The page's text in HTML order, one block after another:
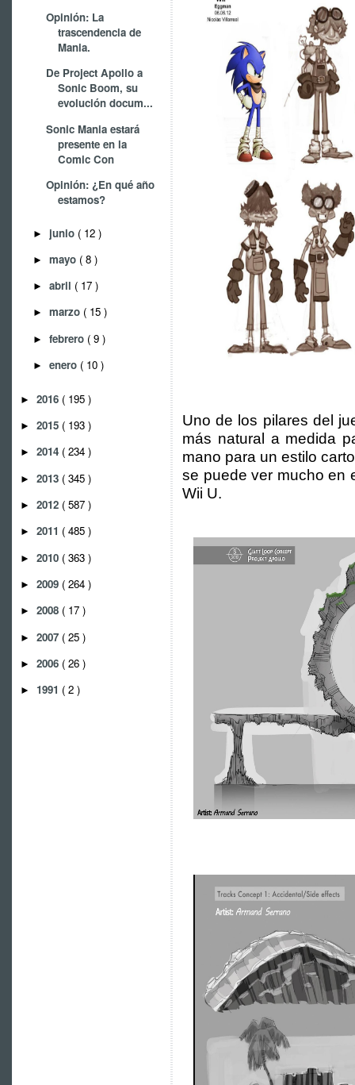
Opinión: La
trascendencia de
Mania.
De Project Apollo a
Sonic Boom, su
evolución docum...
Sonic Mania estará
presente en la
Comic Con
Opinión: ¿En qué año
estamos?
► junio ( 12 )
► mayo ( 8 )
► abril ( 17 )
► marzo ( 15 )
► febrero ( 9 )
► enero ( 10 )
► 2016 ( 195 )
► 2015 ( 193 )
► 2014 ( 234 )
► 2013 ( 345 )
► 2012 ( 587 )
► 2011 ( 485 )
► 2010 ( 363 )
► 2009 ( 264 )
► 2008 ( 17 )
► 2007 ( 25 )
► 2006 ( 26 )
► 1991 ( 2 )
Uno de los pilares del
más natural a medida
mano para un estilo
se puede ver mucho en
Wii U.